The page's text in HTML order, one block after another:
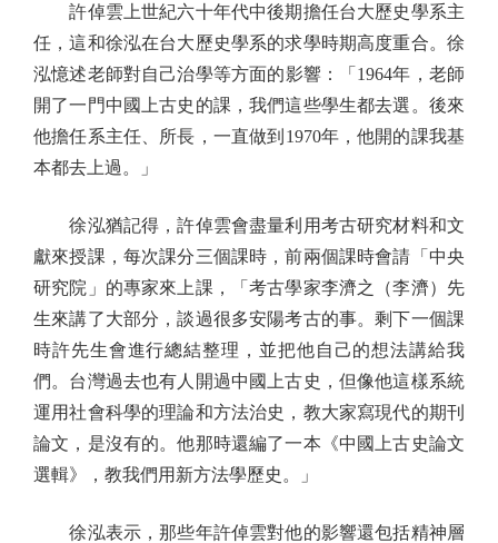
許倬雲上世紀六十年代中後期擔任台大歷史學系主
任，這和徐泓在台大歷史學系的求學時期高度重合。徐
泓憶述老師對自己治學等方面的影響：「1964年，老師
開了一門中國上古史的課，我們這些學生都去選。後來
他擔任系主任、所長，一直做到1970年，他開的課我基
本都去上過。」
徐泓猶記得，許倬雲會盡量利用考古研究材料和文
獻來授課，每次課分三個課時，前兩個課時會請「中央
研究院」的專家來上課，「考古學家李濟之（李濟）先
生來講了大部分，談過很多安陽考古的事。剩下一個課
時許先生會進行總結整理，並把他自己的想法講給我
們。台灣過去也有人開過中國上古史，但像他這樣系統
運用社會科學的理論和方法治史，教大家寫現代的期刊
論文，是沒有的。他那時還編了一本《中國上古史論文
選輯》，教我們用新方法學歷史。」
徐泓表示，那些年許倬雲對他的影響還包括精神層